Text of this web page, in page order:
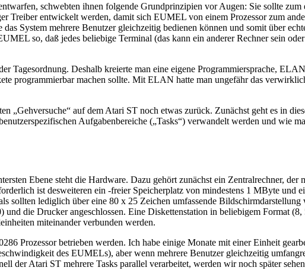
schwebten ihnen folgende Grundprinzipien vor Augen: Sie sollte zum
Treiber entwickelt werden, damit sich EUMEL von einem Prozessor zum
System mehrere Benutzer gleichzeitig bedienen können und somit über
so, daß jedes beliebige Terminal (das kann ein anderer Rechner sein
Tagesordnung. Deshalb kreierte man eine eigene Programmiersprache,
programmierbar machen sollte. Mit ELAN hatte man ungefähr das
„Gehversuche“ auf dem Atari ST noch etwas zurück. Zunächst geht es in
Aufgabenbereiche („Tasks“) verwandelt werden und wie
Ebene steht die Hardware. Dazu gehört zunächst ein Zentralrechner, der
ist desweiteren ein -freier Speicherplatz von mindestens 1 MByte und
sollten lediglich über eine 80 x 25 Zeichen umfassende
und die Drucker angeschlossen. Eine Diskettenstation in beliebigem Format
miteinander verbunden werden.
Prozessor betrieben werden. Ich habe einige Monate mit einer Einheit
des EUMELs), aber wenn mehrere Benutzer gleichzeitig
der Atari ST mehrere Tasks parallel verarbeitet, werden wir noch später